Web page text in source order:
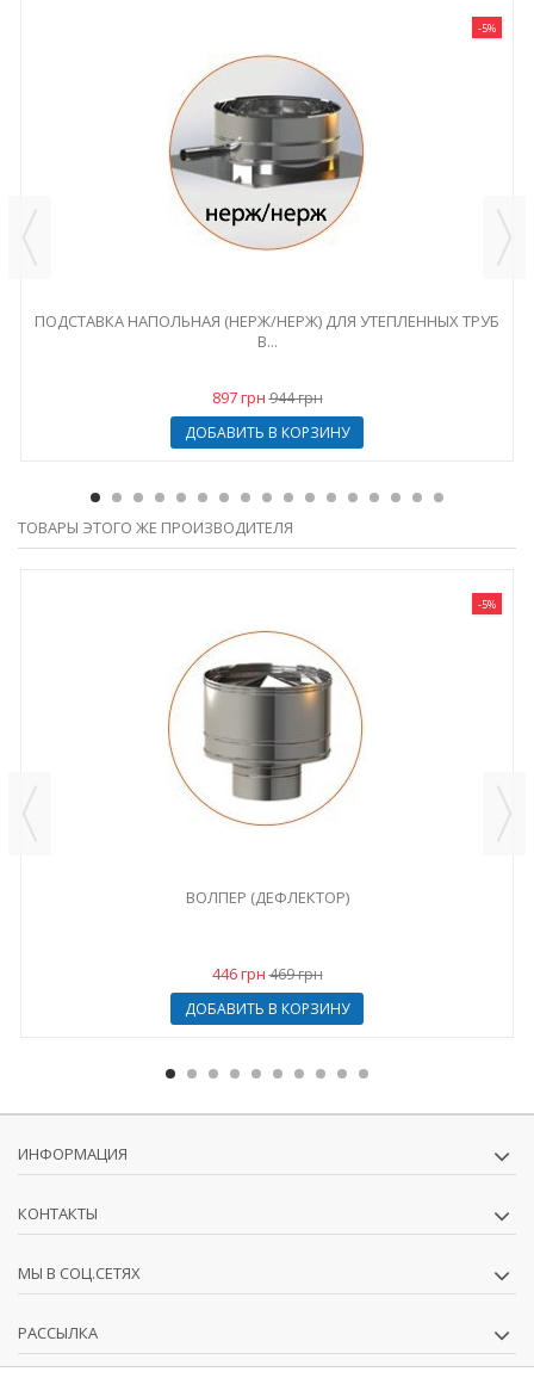
-5%
ПОДСТАВКА НАПОЛЬНАЯ (НЕРЖ/НЕРЖ) ДЛЯ УТЕПЛЕННЫХ ТРУБ
В...
897 грн944 грн
ДОБАВИТЬ В КОРЗИНУ
ТОВАРЫ ЭТОГО ЖЕ ПРОИЗВОДИТЕЛЯ
-5%
ВОЛПЕР (ДЕФЛЕКТОР)
446 грн469 грн
ДОБАВИТЬ В КОРЗИНУ
ИНФОРМАЦИЯ
КОНТАКТЫ
МЫ В СОЦ.СЕТЯХ
РАССЫЛКА